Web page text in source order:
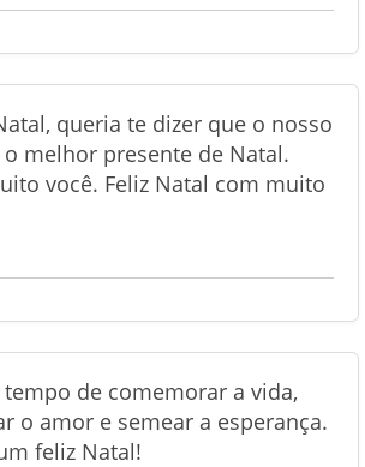
queria te dizer que o nosso
melhor presente de Natal.
você. Feliz Natal com muito
de comemorar a vida,
o amor e semear a esperança.
feliz Natal!